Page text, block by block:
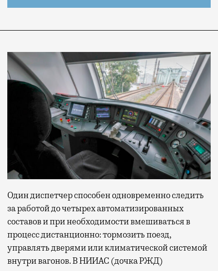
Один диспетчер способен одновременно следить
за работой до четырех автоматизированных
составов и при необходимости вмешиваться в
процесс дистанционно: тормозить поезд,
управлять дверями или климатической системой
внутри вагонов. В НИИАС (дочка РЖД)